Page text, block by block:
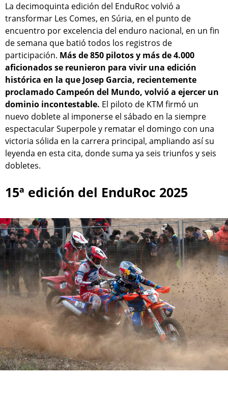
La decimoquinta edición del EnduRoc volvió a
transformar Les Comes, en Súria, en el punto de
encuentro por excelencia del enduro nacional, en un fin
de semana que batió todos los registros de
participación. Más de 850 pilotos y más de 4.000
aficionados se reunieron para vivir una edición
histórica en la que Josep Garcia, recientemente
proclamado Campeón del Mundo, volvió a ejercer un
dominio incontestable. El piloto de KTM firmó un
nuevo doblete al imponerse el sábado en la siempre
espectacular Superpole y rematar el domingo con una
victoria sólida en la carrera principal, ampliando así su
leyenda en esta cita, donde suma ya seis triunfos y seis
dobletes.
15ª edición del EnduRoc 2025